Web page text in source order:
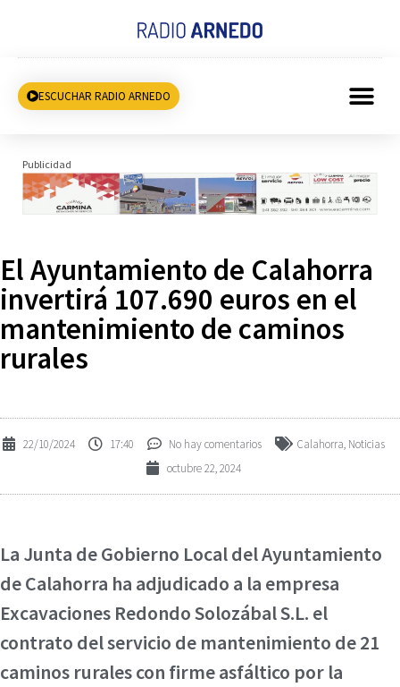
ESCUCHAR RADIO ARNEDO
Publicidad
El Ayuntamiento de Calahorra
invertirá 107.690 euros en el
mantenimiento de caminos
rurales
22/10/2024 17:40 No hay comentarios Calahorra, Noticias
octubre 22, 2024
La Junta de Gobierno Local del Ayuntamiento
de Calahorra ha adjudicado a la empresa
Excavaciones Redondo Solozábal S.L. el
contrato del servicio de mantenimiento de 21
caminos rurales con firme asfáltico por la